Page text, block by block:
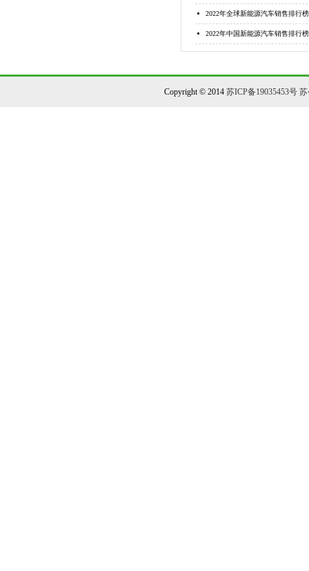
2022年全球新能源汽车销售排行榜
2022年中国新能源汽车销售排行榜
Copyright © 2014苏ICP备19035453号 苏